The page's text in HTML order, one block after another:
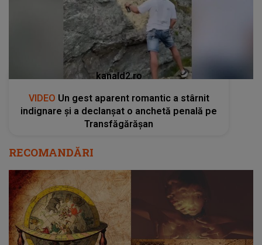
kanald2.ro
VIDEO Un gest aparent romantic a stârnit
indignare și a declanșat o anchetă penală pe
Transfăgărășan
RECOMANDĂRI